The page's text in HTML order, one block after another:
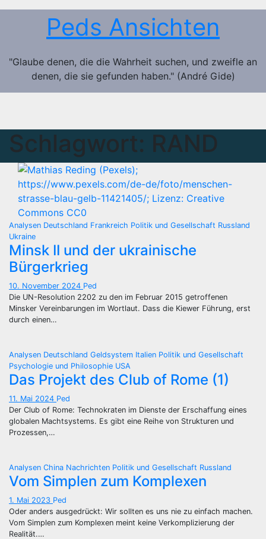
Zum
Peds Ansichten
"Glaube denen, die die Wahrheit suchen, und zweifle an
denen, die sie gefunden haben." (André Gide)
Schlagwort: RAND
Analysen Deutschland Frankreich Politik und Gesellschaft Russland
Ukraine
Minsk II und der ukrainische
Bürgerkrieg
10. November 2024 Ped
Die UN-Resolution 2202 zu den im Februar 2015 getroffenen
Minsker Vereinbarungen im Wortlaut. Dass die Kiewer Führung, erst
durch einen…
Analysen Deutschland Geldsystem Italien Politik und Gesellschaft
Psychologie und Philosophie USA
Das Projekt des Club of Rome (1)
11. Mai 2024 Ped
Der Club of Rome: Technokraten im Dienste der Erschaffung eines
globalen Machtsystems. Es gibt eine Reihe von Strukturen und
Prozessen,…
Analysen China Nachrichten Politik und Gesellschaft Russland
Vom Simplen zum Komplexen
1. Mai 2023 Ped
Oder anders ausgedrückt: Wir sollten es uns nie zu einfach machen.
Vom Simplen zum Komplexen meint keine Verkomplizierung der
Realität.…